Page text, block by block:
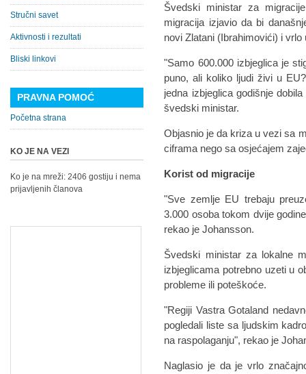
Švedski ministar za
migracija izjavio da bi
novi Zlatani (Ibrahimovići) i
"Samo 600.000 izbjeglica je
puno, ali koliko ljudi živi u
jedna izbjeglica godišnje
švedski ministar.
Objasnio je da kriza u vezi sa
ciframa nego sa osjećajem
Korist od migracije
"Sve zemlje EU trebaju
3.000 osoba tokom dvije
rekao je Johansson.
Švedski ministar za lokalne
izbjeglicama potrebno uzeti u
probleme ili poteškoće.
"Regiji Vastra Gotaland
pogledali liste sa ljudskim
na raspolaganju", rekao je
Naglasio je da je vrlo
Stručni savet
Aktivnosti i rezultati
Bliski linkovi
PRAVNA POMOĆ
Početna strana
KO JE NA VEZI
Ko je na mreži: 2406 gostiju i nema
prijavljenih članova